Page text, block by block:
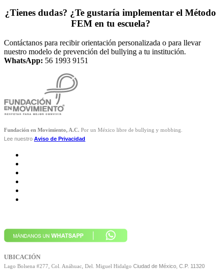
¿Tienes dudas? ¿Te gustaría implementar el Método
FEM en tu escuela?
Contáctanos para recibir orientación personalizada o para llevar
nuestro modelo de prevención del bullying a tu institución.
WhatsApp: 56 1993 9151
Fundación en Movimiento, A.C. Por un México libre de bullying y mobbing.
Lee nuestro Aviso de Privacidad
UBICACIÓN
Lago Bolsena #277, Col. Anáhuac, Del. Miguel Hidalgo Ciudad de México, C.P. 11320